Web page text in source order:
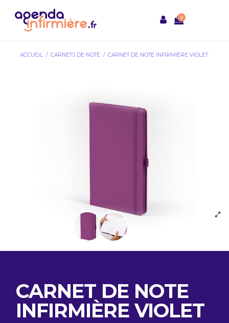
0
ACCUEIL CARNETS DE NOTE CARNET DE NOTE INFIRMIÈRE VIOLET
CARNET DE NOTE
INFIRMIÈRE VIOLET